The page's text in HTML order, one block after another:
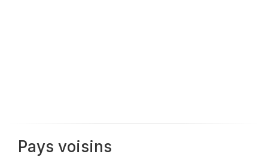
Pays voisins